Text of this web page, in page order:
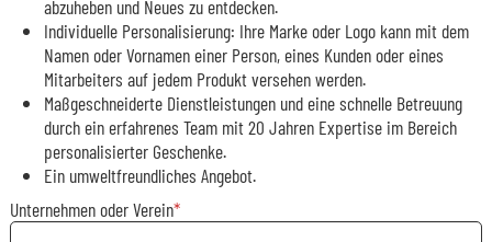
abzuheben und Neues zu entdecken.
Individuelle Personalisierung: Ihre Marke oder Logo kann mit dem
Namen oder Vornamen einer Person, eines Kunden oder eines
Mitarbeiters auf jedem Produkt versehen werden.
Maßgeschneiderte Dienstleistungen und eine schnelle Betreuung
durch ein erfahrenes Team mit 20 Jahren Expertise im Bereich
personalisierter Geschenke.
Ein umweltfreundliches Angebot.
Unternehmen oder Verein